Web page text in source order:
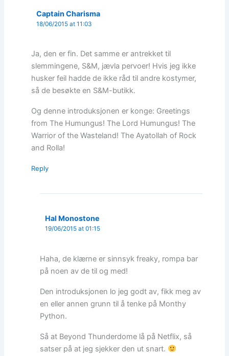
Captain Charisma
18/06/2015 at 11:03
Ja, den er fin. Det samme er antrekket til
slemmingene, S&M, jævla pervoer! Hvis jeg ikke
husker feil hadde de ikke råd til andre kostymer,
så de besøkte en S&M-butikk.
Og denne introduksjonen er konge: Greetings
from The Humungus! The Lord Humungus! The
Warrior of the Wasteland! The Ayatollah of Rock
and Rolla!
Reply
Hal Monostone
19/06/2015 at 01:15
Haha, de klærne er sinnsyk freaky, rompa bar
på noen av de til og med!
Den introduksjonen lo jeg godt av, fikk meg av
en eller annen grunn til å tenke på Monthy
Python.
Så at Beyond Thunderdome lå på Netflix, så
satser på at jeg sjekker den ut snart.